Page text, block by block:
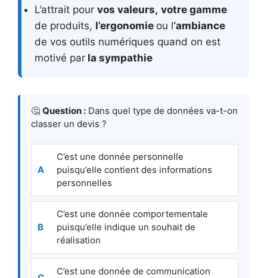
L’attrait pourvos valeurs, votre gamme
de produits, l’ergonomie ou l‘ambiance
de vos outils numériques quand on est
motivé par la sympathie
🤔 Question : Dans quel type de données va-t-on
classer un devis ?
C’est une donnée personnelle
puisqu’elle contient des informations
personnelles
C’est une donnée comportementale
puisqu’elle indique un souhait de
réalisation
C’est une donnée de communication